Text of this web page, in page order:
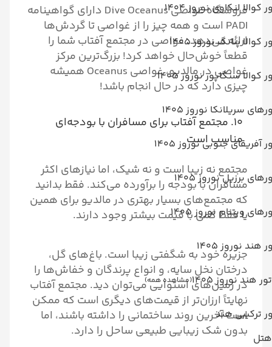
کوالا لنکاوی نوروز 1404
کوالا پنانگ نوروز 1405
کوالا سنگاپور نوروز 1405
سریلانکا نوروز 1405
آفریقای جنوبی نوروز 1405
برزیل نوروز 1405
ویتنام نوروز 1405
هند نوروز 1405
تور هند نوروز 1405 (مشاهده همه)
ترکیبی هند
هتل
فروشگاه غواصی Dive Oceanus دارای گواهینامه
PADI است و همه چیز را از غواصی تا گردش‌ها
ارائه می‌دهد. غواصی در مجتمع آفتاب شما را
قطعاً خوش‌حال خواهد کرد! بزرگ‌ترین مرکز
غواصی در مالدیو، غواصی Oceanus همیشه
چیزی دارد که در حال انجام باشد!
۱۰. مجتمع آفتاب برای مسافران با بودجه‌ای
مناسب است
مجتمع نه زیبا است و نه شیک، اما نیازهای اکثر
مسافران با بودجه را برآورده می‌کند. فقط بدانید
که مجتمع‌های بسیار بهتری در مالدیو برای همین
یا فقط کمی با قیمت بیشتر وجود دارند.
جزیره خود به شگفتی زیبا است. باغ‌های گل،
درختان نخل سایه، و انواع پرندگان و خفاش‌ها را
در زمین‌های استوایی می‌توان دید. مجتمع آفتاب
نهایتاً ارزان‌تر از قیمت‌های دیگری است که ممکن
است آخرین روند ساختمانی را داشته باشند، اما
بدون شک زیبایی طبیعی ساحل را دارد.